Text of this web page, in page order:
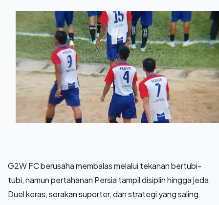
G2W FC berusaha membalas melalui tekanan bertubi-
tubi, namun pertahanan Persia tampil disiplin hingga jeda.
Duel keras, sorakan suporter, dan strategi yang saling